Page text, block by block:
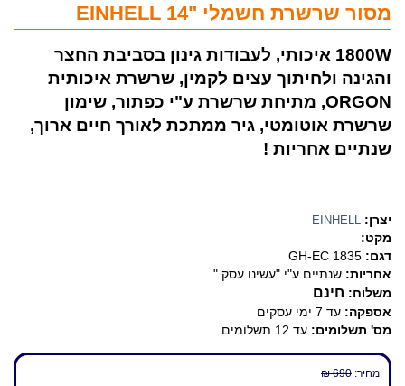
מסור שרשרת חשמלי "14 EINHELL
1800W איכותי, לעבודות גינון בסביבת החצר
והגינה ולחיתוך עצים לקמין, שרשרת איכותית
ORGON, מתיחת שרשרת ע"י כפתור, שימון
שרשרת אוטומטי, גיר ממתכת לאורך חיים ארוך,
שנתיים אחריות !
יצרן: EINHELL
מקט:
דגם: GH-EC 1835
אחריות: שנתיים ע"י "עשינו עסק "
משלוח: חינם
אספקה: עד 7 ימי עסקים
מס' תשלומים: עד 12 תשלומים
מחיר: 690 ₪